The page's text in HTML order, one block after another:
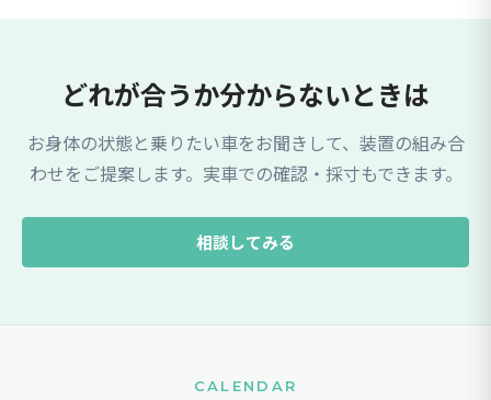
どれが合うか分からないときは
お身体の状態と乗りたい車をお聞きして、装置の組み合
わせをご提案します。実車での確認・採寸もできます。
相談してみる
CALENDAR